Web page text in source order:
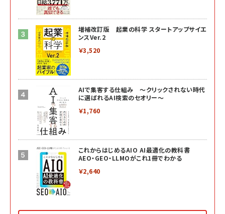
増補改訂版 起業の科学 スタートアップサイエ
ンスVer.2
￥3,520
AIで集客する仕組み ～クリックされない時代
に選ばれるAI検索のセオリー～
￥1,760
これからはじめるAIO AI最適化の教科書
AEO・GEO・LLMOがこれ1冊でわかる
￥2,640